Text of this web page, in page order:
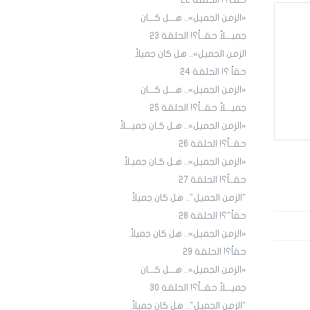
«الزمن الجميل».. هـــل كـــان
جميـــلاً حقــاً؟! الحلقة 23
الزمن الجميل».. هل كان جميلاً
حقاً ؟! الحلقة 24
«الزمن الجميل».. هـــل كـــان
جميـــلاً حقــاً؟! الحلقة 25
«الزمن الجميل».. هـل كـان جميـــلاً
حقــاً؟! الحلقة 26
«الزمن الجميل».. هـل كـان جميـلاً
حقــاً؟! الحلقة 27
"الزمن الجميل".. هل كان جميلاً
حقاً"؟! الحلقة 28
«الزمن الجميل».. هل كان جميلاً
حقاً؟! الحلقة 29
«الزمن الجميل».. هـــل كـــان
جميـــلاً حقــاً؟! الحلقة 30
"الزمن الجميل".. هل كان جميلاً